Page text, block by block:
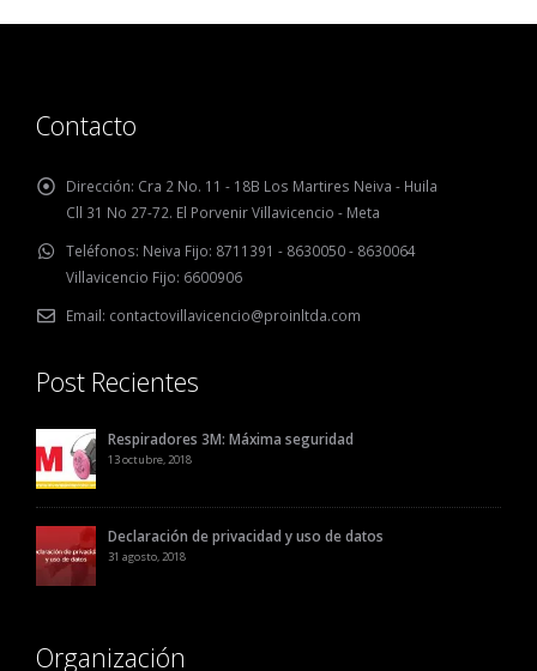
Contacto
Dirección: Cra 2 No. 11 - 18B Los Martires Neiva - Huila
Cll 31 No 27-72. El Porvenir Villavicencio - Meta
Teléfonos: Neiva Fijo: 8711391 - 8630050 - 8630064
Villavicencio Fijo: 6600906
Email: contactovillavicencio@proinltda.com
Post Recientes
Respiradores 3M: Máxima seguridad
13 octubre, 2018
Declaración de privacidad y uso de datos
31 agosto, 2018
Organización